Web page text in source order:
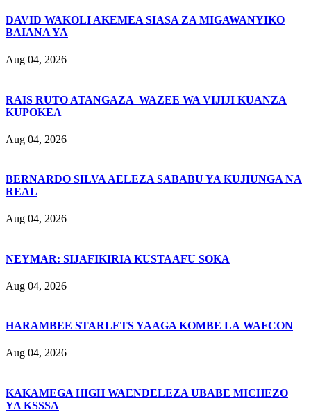
DAVID WAKOLI AKEMEA SIASA ZA MIGAWANYIKO
BAIANA YA
Aug 04, 2026
RAIS RUTO ATANGAZA WAZEE WA VIJIJI KUANZA
KUPOKEA
Aug 04, 2026
BERNARDO SILVA AELEZA SABABU YA KUJIUNGA NA
REAL
Aug 04, 2026
NEYMAR: SIJAFIKIRIA KUSTAAFU SOKA
Aug 04, 2026
HARAMBEE STARLETS YAAGA KOMBE LA WAFCON
Aug 04, 2026
KAKAMEGA HIGH WAENDELEZA UBABE MICHEZO
YA KSSSA